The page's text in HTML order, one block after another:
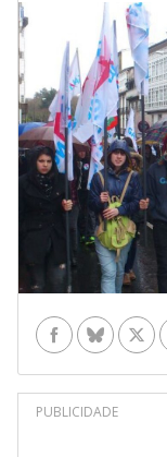
Facebook
Bluesky
PUBLICIDADE